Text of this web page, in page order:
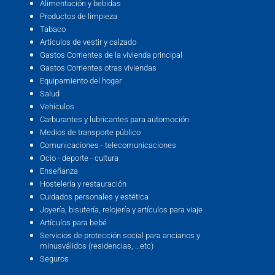
Alimentación y bebidas
Productos de limpieza
Tabaco
Artículos de vestir y calzado
Gastos Corrientes de la vivienda principal
Gastos Corrientes otras viviendas
Equipamiento del hogar
Salud
Vehículos
Carburantes y lubricantes para automoción
Medios de transporte público
Comunicaciones - telecomunicaciones
Ocio - deporte - cultura
Enseñanza
Hostelería y restauración
Cuidados personales y estética
Joyería, bisutería, relojería y artículos para viaje
Artículos para bebé
Servicios de protección social para ancianos y
minusválidos (residencias, …etc)
Seguros